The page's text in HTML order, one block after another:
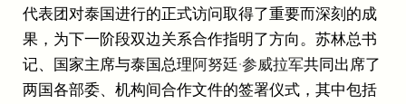
代表团对泰国进行的正式访问取得了重要而深刻的成
果，为下一阶段双边关系合作指明了方向。苏林总书
记、国家主席与泰国总理阿努廷·参威拉军共同出席了
两国各部委、机构间合作文件的签署仪式，其中包括